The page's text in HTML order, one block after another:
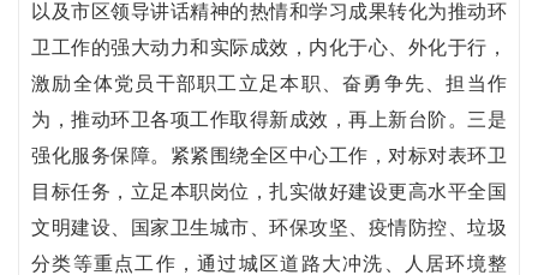
以及市区领导讲话精神的热情和学习成果转化为推动环
卫工作的强大动力和实际成效，内化于心、外化于行，
激励全体党员干部职工立足本职、奋勇争先、担当作
为，推动环卫各项工作取得新成效，再上新台阶。三是
强化服务保障。紧紧围绕全区中心工作，对标对表环卫
目标任务，立足本职岗位，扎实做好建设更高水平全国
文明建设、国家卫生城市、环保攻坚、疫情防控、垃圾
分类等重点工作，通过城区道路大冲洗、人居环境整